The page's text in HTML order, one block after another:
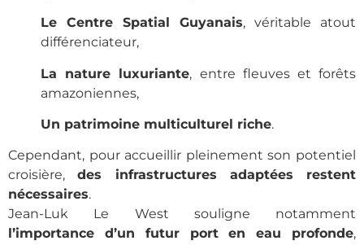
Le Centre Spatial Guyanais, véritable atout
différenciateur,
La nature luxuriante, entre fleuves et forêts
amazoniennes,
Un patrimoine multiculturel riche.
Cependant, pour accueillir pleinement son potentiel
croisière,des infrastructures adaptées restent
nécessaires.
Jean-Luk Le West souligne notamment
l’importance d’un futur port en eau profonde,